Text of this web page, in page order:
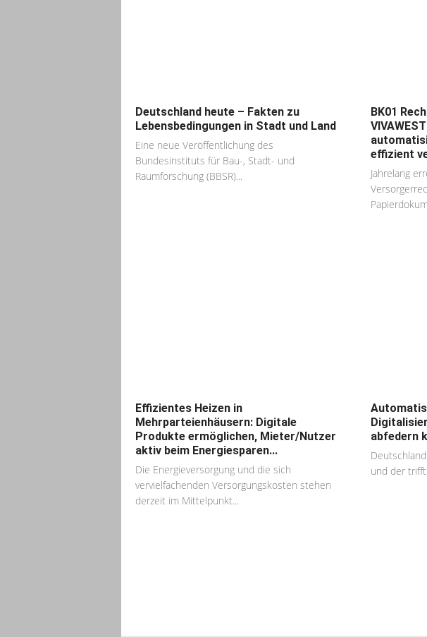
Deutschland heute – Fakten zu
Lebensbedingungen in Stadt und Land
Eine neue Veröffentlichung des
Bundesinstituts für Bau-, Stadt- und
Raumforschung (BBSR)...
BK01
effizient
Jahrelang
Effizientes Heizen in
Mehrparteienhäusern: Digitale
Produkte ermöglichen, Mieter/Nutzer
aktiv beim Energiesparen...
Die Energieversorgung und die sich
vervielfachenden Versorgungskosten stehen
derzeit im Mittelpunkt...
abfedern
und der